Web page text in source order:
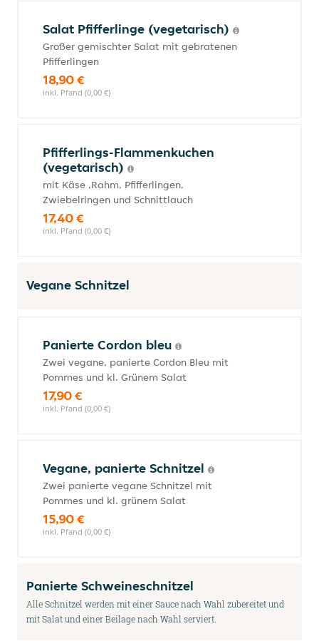
Salat Pfifferlinge (vegetarisch)
Großer gemischter Salat mit gebratenen
Pfifferlingen
18,90 €
inkl. Pfand (0,00 €)
Pfifferlings-Flammenkuchen
(vegetarisch)
mit Käse ,Rahm, Pfifferlingen,
Zwiebelringen und Schnittlauch
17,40 €
inkl. Pfand (0,00 €)
Vegane Schnitzel
Panierte Cordon bleu
Zwei vegane, panierte Cordon Bleu mit
Pommes und kl. Grünem Salat
17,90 €
inkl. Pfand (0,00 €)
Vegane, panierte Schnitzel
Zwei panierte vegane Schnitzel mit
Pommes und kl. grünem Salat
15,90 €
inkl. Pfand (0,00 €)
Panierte Schweineschnitzel
Alle Schnitzel werden mit einer Sauce nach Wahl zubereitet und
mit Salat und einer Beilage nach Wahl serviert.